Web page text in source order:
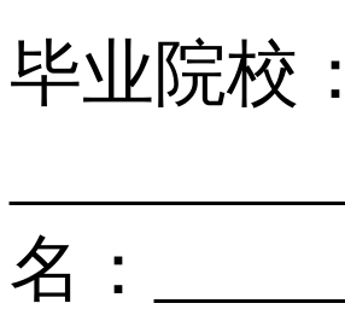
毕业院校：
名：